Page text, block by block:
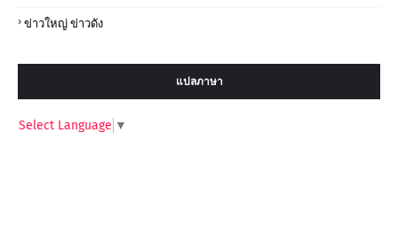
ข่าวใหญ่ ข่าวดัง
แปลภาษา
Select Language ▼